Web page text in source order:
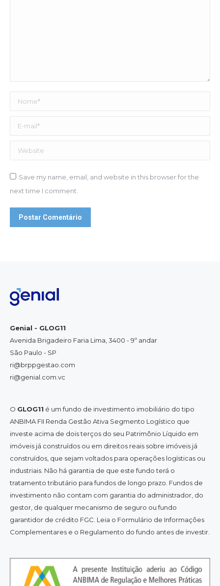
Nome *
E-mail *
Website
Save my name, email, and website in this browser for the
next time I comment.
Postar Comentário
Genial - GLOG11
Avenida Brigadeiro Faria Lima, 3400 - 9º andar
São Paulo - SP
ri@brppgestao.com
ri@genial.com.vc
O GLOG11 é um fundo de investimento imobiliário do tipo
ANBIMA FII Renda Gestão Ativa Segmento Logístico que
investe acima de dois terços do seu Patrimônio Líquido em
imóveis já construídos ou em direitos reais sobre imóveis já
construídos, que sejam voltados para operações logísticas ou
industriais. Não há garantia de que este fundo terá o
tratamento tributário para fundos de longo prazo. Fundos de
investimento não contam com garantia do administrador, do
gestor, de qualquer mecanismo de seguro ou fundo
garantidor de crédito FGC. Leia o Formulário de Informações
Complementares e o Regulamento do fundo antes de investir.